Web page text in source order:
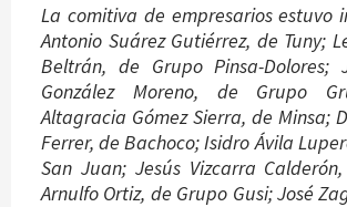
La comitiva de empresarios estuvo
Antonio Suárez Gutiérrez, de Tuny;
Beltrán, de Grupo Pinsa-Dolores;
González Moreno, de Grupo
Altagracia Gómez Sierra, de Minsa;
Ferrer, de Bachoco; Isidro Ávila
San Juan; Jesús Vizcarra
Arnulfo Ortiz, de Grupo Gusi; José